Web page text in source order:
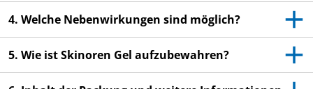
4. Welche Nebenwirkungen sind möglich?
5. Wie ist Skinoren Gel aufzubewahren?